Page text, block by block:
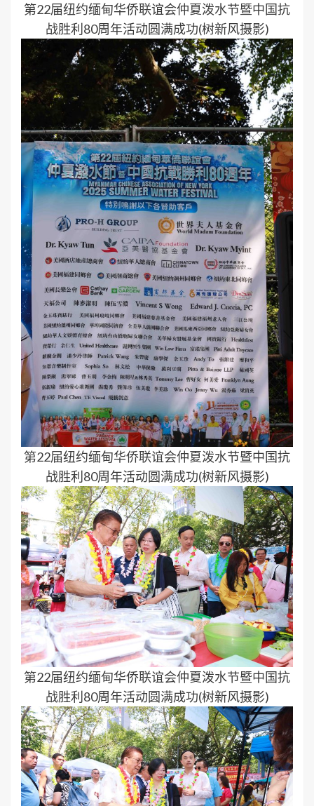
第22届纽约缅甸华侨联谊会仲夏泼水节暨中国抗
战胜利80周年活动圆满成功(树新风摄影)
第22届纽约缅甸华侨联谊会仲夏泼水节暨中国抗
战胜利80周年活动圆满成功(树新风摄影)
第22届纽约缅甸华侨联谊会仲夏泼水节暨中国抗
战胜利80周年活动圆满成功(树新风摄影)